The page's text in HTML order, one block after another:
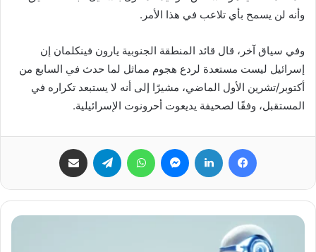
وأنه لن يسمح بأي تلاعب في هذا الأمر.
وفي سياق آخر، قال قائد المنطقة الجنوبية يارون فينكلمان إن
إسرائيل ليست مستعدة لردع هجوم مماثل لما حدث في السابع من
أكتوبر/تشرين الأول الماضي، مشيرًا إلى أنه لا يستبعد تكراره في
المستقبل، وفقًا لصحيفة يديعوت أحرونوت الإسرائيلية.
فيسبوك لينكدإن ماسنجر واتساب تيلقرام